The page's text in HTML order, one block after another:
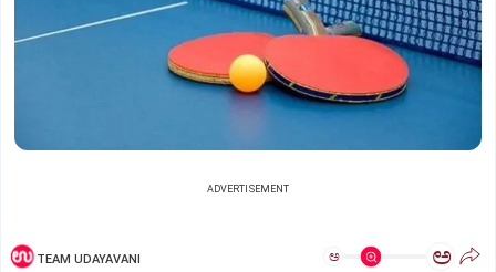
ADVERTISEMENT
TEAM UDAYAVANI ಅ ಅ